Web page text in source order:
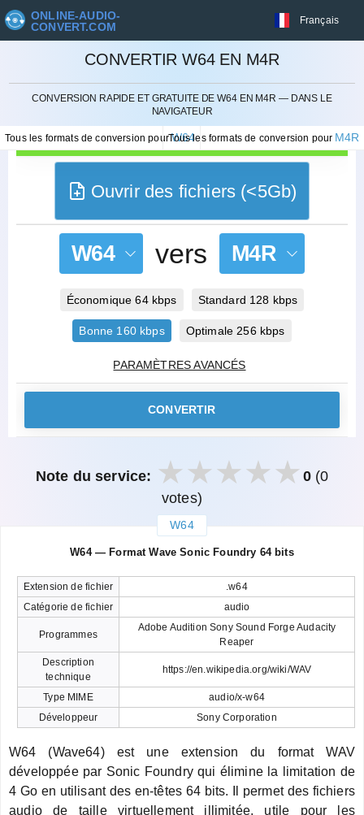
ONLINE-AUDIO-
CONVERT.COM
Français
CONVERTIR W64 EN M4R
CONVERSION RAPIDE ET GRATUITE DE W64 EN M4R — DANS LE
NAVIGATEUR
Tous les formats de conversion pourW64
Tous les formats de conversion pour M4R
Ouvrir des fichiers (<5Gb)
W64 vers M4R
Économique 64 kbps Standard 128 kbps
Bonne 160 kbps Optimale 256 kbps
PARAMÈTRES AVANCÉS
CONVERTIR
Note du service: 0(0
votes)
W64
W64 — Format Wave Sonic Foundry 64 bits
Extension de fichier
.w64
Catégorie de fichier
audio
Programmes
Adobe Audition Sony Sound Forge Audacity
Reaper
Description
technique
https://en.wikipedia.org/wiki/WAV
Type MIME
audio/x-w64
Développeur
Sony Corporation
W64 (Wave64) est une extension du format WAV
développée par Sonic Foundry qui élimine la limitation de
4 Go en utilisant des en-têtes 64 bits. Il permet des fichiers
audio de taille virtuellement illimitée, utile pour les